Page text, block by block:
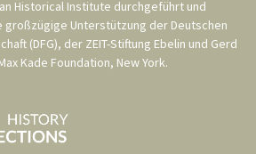
Historical Institute durchgeführt und
großzügige Unterstützung der Deutschen
(DFG), der ZEIT-Stiftung Ebelin und Gerd
Kade Foundation, New York.